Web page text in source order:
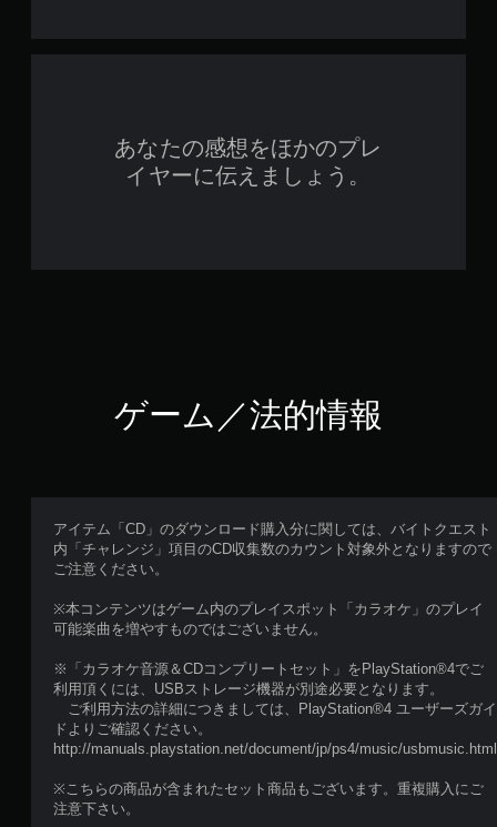
あなたの感想をほかのプレ
イヤーに伝えましょう。
ゲーム／法的情報
アイテム「CD」のダウンロード購入分に関しては、バイトクエスト
内「チャレンジ」項目のCD収集数のカウント対象外となりますので
ご注意ください。
※本コンテンツはゲーム内のプレイスポット「カラオケ」のプレイ
可能楽曲を増やすものではございません。
※「カラオケ音源＆CDコンプリートセット」をPlayStation®4でご
利用頂くには、USBストレージ機器が別途必要となります。
ご利用方法の詳細につきましては、PlayStation®4 ユーザーズガイ
ドよりご確認ください。
http://manuals.playstation.net/document/jp/ps4/music/usbmusic.html
※こちらの商品が含まれたセット商品もございます。重複購入にご
注意下さい。